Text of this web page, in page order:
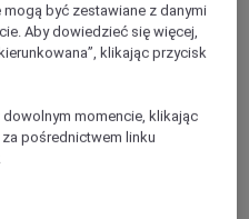
być zestawiane z danymi
Aby dowiedzieć się więcej,
klikając przycisk
momencie, klikając
pośrednictwem linku